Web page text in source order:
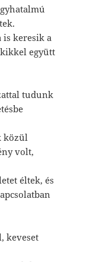
is keresik a
együtt
tudunk
közül
volt,
éltek, és
keveset